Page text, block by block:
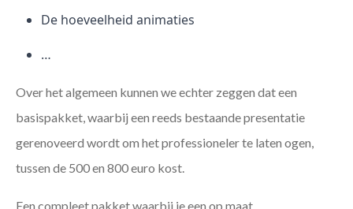
De hoeveelheid animaties
…
Over het algemeen kunnen we echter zeggen dat een
basispakket, waarbij een reeds bestaande presentatie
gerenoveerd wordt om het professioneler te laten ogen,
tussen de 500 en 800 euro kost.
Een compleet pakket waarbij je een op maat